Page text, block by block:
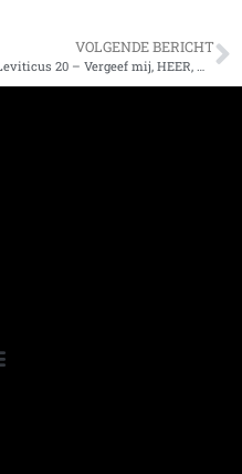
VOLGENDE BERICHT